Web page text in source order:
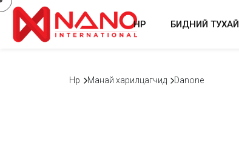
НҮҮР БИДНИЙ ТУХАЙ
Нүүр Манай харилцагчид Danone